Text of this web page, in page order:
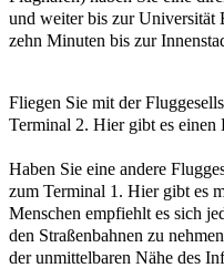
und weiter bis zur Universität
zehn Minuten bis zur
Fliegen Sie mit der
Terminal 2. Hier gibt es einen
Haben Sie eine andere
zum Terminal 1. Hier gibt es
Menschen empfiehlt es sich
den Straßenbahnen zu
der unmittelbaren Nähe des